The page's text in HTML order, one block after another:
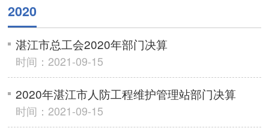
2020
湛江市总工会2020年部门决算
时间：2021-09-15
2020年湛江市人防工程维护管理站部门决算
时间：2021-09-15